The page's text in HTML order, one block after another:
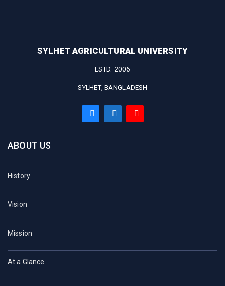
SYLHET AGRICULTURAL UNIVERSITY
ESTD. 2006
SYLHET, BANGLADESH
ABOUT US
History
Vision
Mission
At a Glance